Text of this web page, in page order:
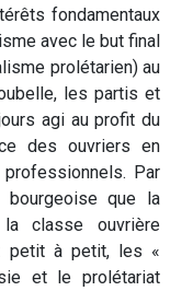
fondamentaux
avec le but final
prolétarien) au
les partis et
agi au profit du
des ouvriers en
Par
bourgeoise que la
classe ouvrière
petit à petit, les «
et le prolétariat